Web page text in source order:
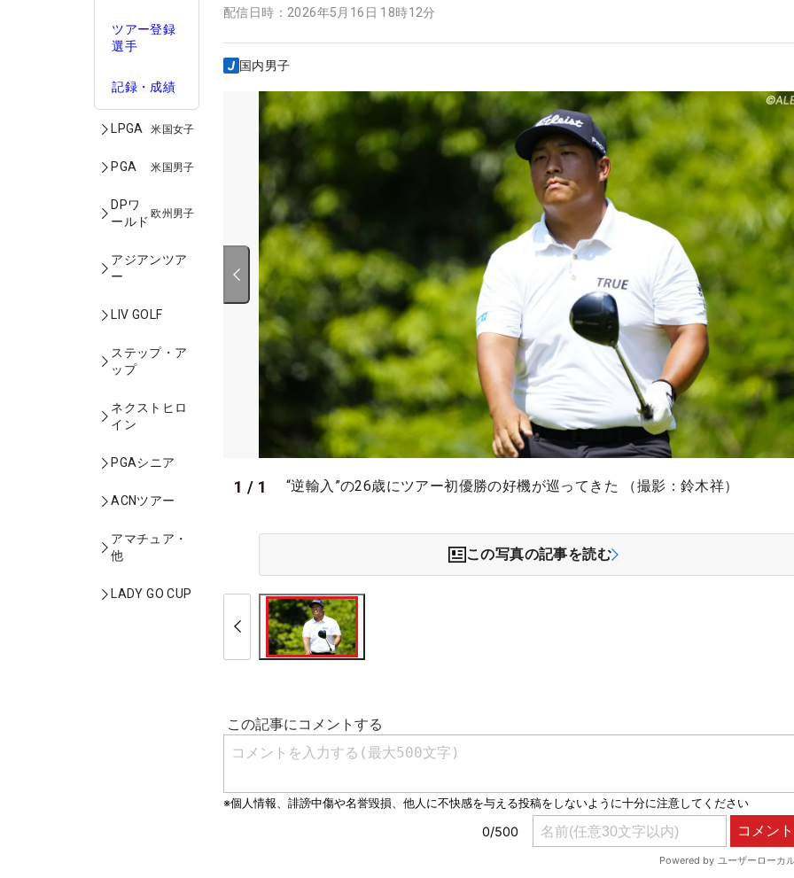
ツアー登録
選手
記録・成績
LPGA 米国女子
PGA 米国男子
DPワ
ールド
欧州男子
アジアンツア
ー
LIV GOLF
ステップ・ア
ップ
ネクストヒロ
イン
PGAシニア
ACNツアー
アマチュア・
他
LADY GO CUP
配信日時： 2026年5月16日 18時12分
国内男子
1 / 1 “逆輸入”の26歳にツアー初優勝の好機が巡ってきた （撮影：鈴木祥）
この写真の記事を読む